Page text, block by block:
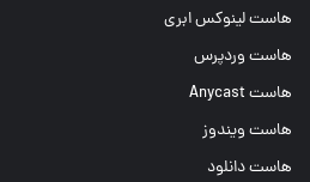
هاست لینوکس ابری
هاست وردپرس
هاست Anycast
هاست ویندوز
هاست دانلود